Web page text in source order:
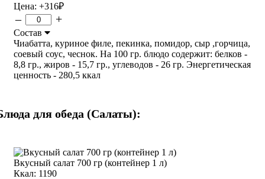
Цена: +316₽
– +
Состав
Чиабатта, куриное филе, пекинка, помидор, сыр ,горчица,
соевый соус, чеснок. На 100 гр. блюдо содержит: белков -
8,8 гр., жиров - 15,7 гр., углеводов - 26 гр. Энергетическая
ценность - 280,5 ккал
для обеда (Салаты):
Вкусный салат 700 гр (контейнер 1 л)
Ккал: 1190